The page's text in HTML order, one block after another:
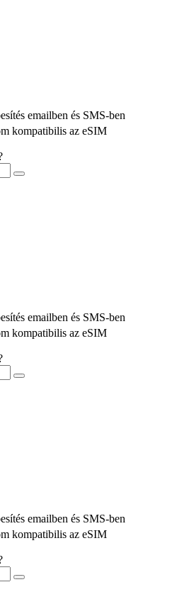
emailben és SMS-ben
kompatibilis az eSIM
emailben és SMS-ben
kompatibilis az eSIM
emailben és SMS-ben
kompatibilis az eSIM